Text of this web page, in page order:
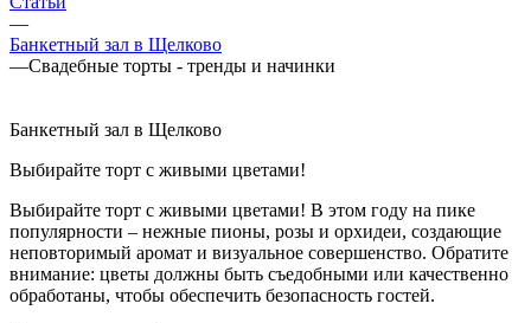
—
Банкетный зал в Щелково
—Свадебные торты - тренды и начинки
Банкетный зал в Щелково
Выбирайте торт с живыми цветами!
Выбирайте торт с живыми цветами! В этом году на пике
популярности – нежные пионы, розы и орхидеи, создающие
неповторимый аромат и визуальное совершенство. Обратите
внимание: цветы должны быть съедобными или качественно
обработаны, чтобы обеспечить безопасность гостей.